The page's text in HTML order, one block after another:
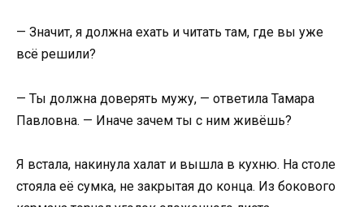
— Значит, я должна ехать и читать там, где вы уже
всё решили?
— Ты должна доверять мужу, — ответила Тамара
Павловна. — Иначе зачем ты с ним живёшь?
Я встала, накинула халат и вышла в кухню. На столе
стояла её сумка, не закрытая до конца. Из бокового